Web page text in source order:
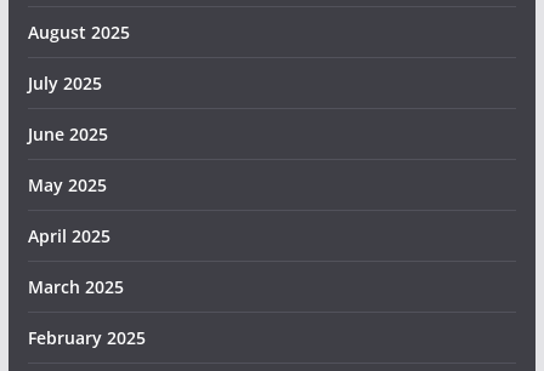
August 2025
July 2025
June 2025
May 2025
April 2025
March 2025
February 2025